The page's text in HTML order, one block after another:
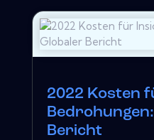
2022 Kosten
Bericht